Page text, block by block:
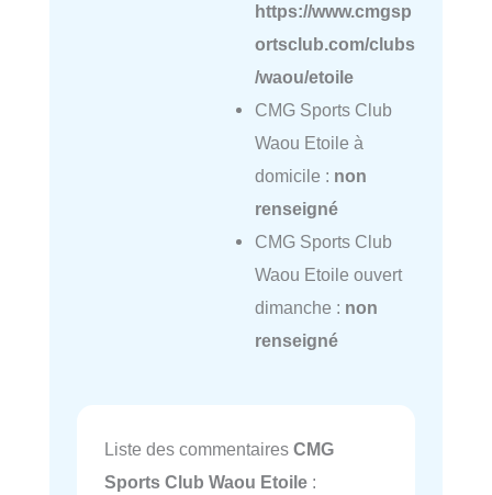
https://www.cmgsp
ortsclub.com/clubs
/waou/etoile
CMG Sports Club
Waou Etoile à
domicile : non
renseigné
CMG Sports Club
Waou Etoile ouvert
dimanche : non
renseigné
Liste des commentaires CMG
Sports Club Waou Etoile :